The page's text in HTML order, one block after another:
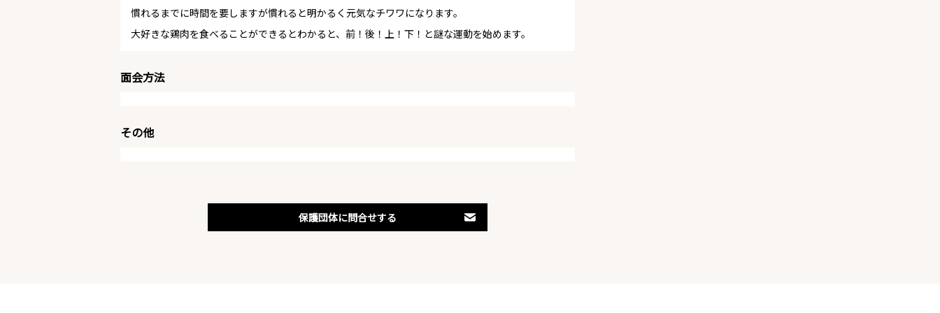
慣れるまでに時間を要しますが慣れると明かるく元気なチワワになります。
大好きな鶏肉を食べることができるとわかると、前！後！上！下！と謎な運動を始めます。
面会方法
その他
保護団体に問合せする